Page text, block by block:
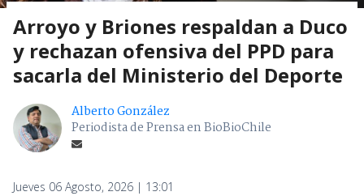
Arroyo y Briones respaldan a Duco
y rechazan ofensiva del PPD para
sacarla del Ministerio del Deporte
Alberto González
Periodista de Prensa en BioBioChile
Jueves 06 Agosto, 2026 | 13:01